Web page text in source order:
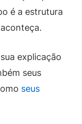
é a estrutura
explicação
seus
seus